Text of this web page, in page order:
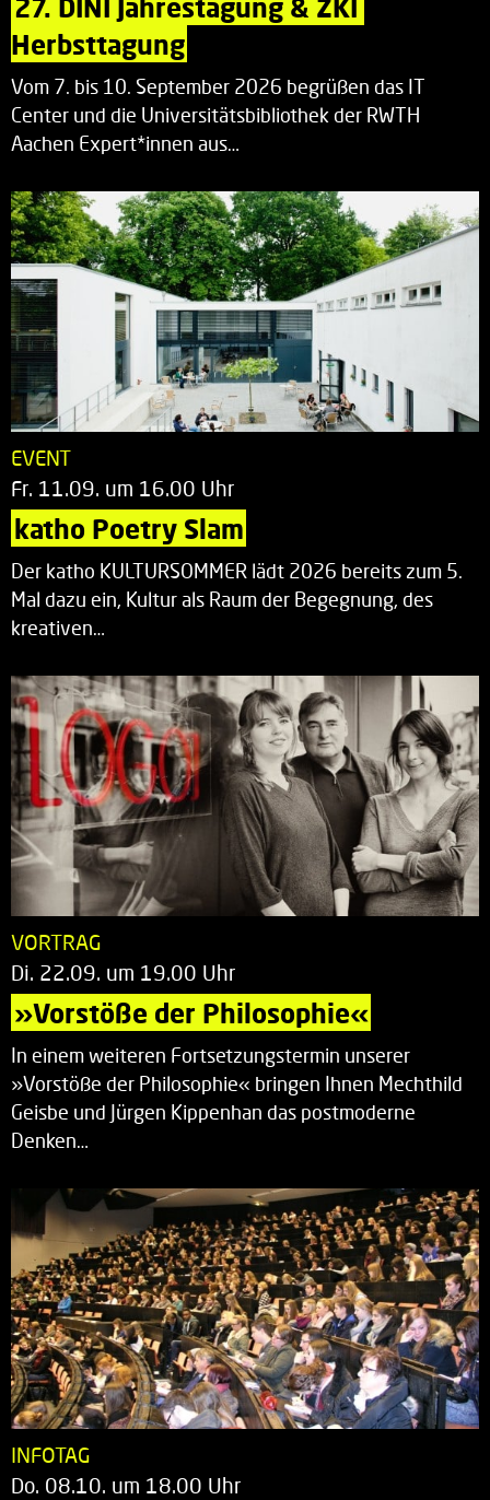
27. DINI Jahrestagung & ZKI
Herbsttagung
Vom 7. bis 10. September 2026 begrüßen das IT
Center und die Universitätsbibliothek der RWTH
Aachen Expert*innen aus…
EVENT
Fr. 11.09. um 16.00 Uhr
katho Poetry Slam
Der katho KULTURSOMMER lädt 2026 bereits zum 5.
Mal dazu ein, Kultur als Raum der Begegnung, des
kreativen…
VORTRAG
Di. 22.09. um 19.00 Uhr
»Vorstöße der Philosophie«
In einem weiteren Fortsetzungstermin unserer
»Vorstöße der Philosophie« bringen Ihnen Mechthild
Geisbe und Jürgen Kippenhan das postmoderne
Denken…
INFOTAG
Do. 08.10. um 18.00 Uhr